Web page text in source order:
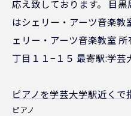
応え致しております。 目
はシェリー・アーツ音楽教
ェリー・アーツ音楽教室
丁目１１−１５ 最寄駅:学芸
ピアノを学芸大学駅近くで
ピアノ